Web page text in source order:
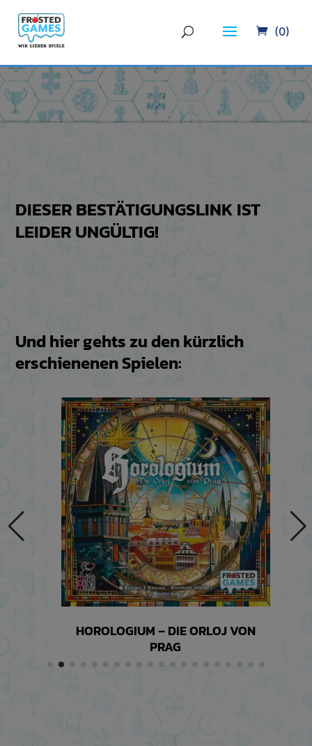
(0)
DIESER BESTÄTIGUNGSLINK IST
LEIDER UNGÜLTIG!
Und hier gehts zu den kürzlich
erschienenen Spielen:
HOROLOGIUM – DIE ORLOJ VON
PRAG